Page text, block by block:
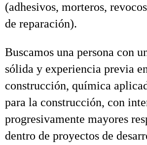
(adhesivos, morteros,
de reparación).
Buscamos una persona con
sólida y experiencia previa
construcción, química
para la construcción, con
progresivamente mayores
dentro de proyectos de